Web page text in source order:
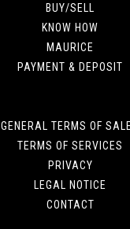
BUY/SELL
KNOW HOW
MAURICE
PAYMENT & DEPOSIT
GENERAL TERMS OF
TERMS OF SERVICES
PRIVACY
LEGAL NOTICE
CONTACT